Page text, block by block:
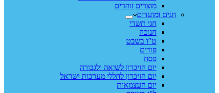
מוצרים זוהרים
חגים ומועדים
חגי תשרי
חנוכה
ט"ו בשבט
פורים
פסח
יום הזיכרון לשואה ולגבורה
יום הזיכרון לחללי מערכות ישראל
יום העצמאות